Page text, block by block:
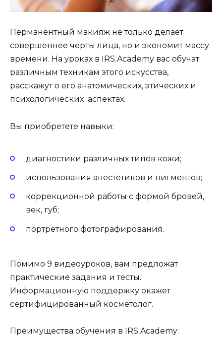
Перманентный макияж не только делает
совершеннее черты лица, но и экономит массу
времени. На уроках в IRS.Academy вас обучат
различным техникам этого искусства,
расскажут о его анатомических, этических и
психологических аспектах.
Вы приобретете навыки:
диагностики различных типов кожи;
использования анестетиков и пигментов;
коррекционной работы с формой бровей,
век, губ;
портретного фотографирования.
Помимо 9 видеоуроков, вам предложат
практические задания и тесты.
Информационную поддержку окажет
сертифицированный косметолог.
Преимущества обучения в IRS.Academy: